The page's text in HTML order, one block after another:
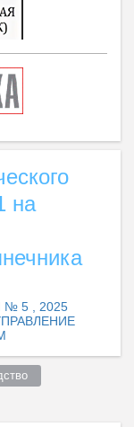
на
№ 5 , 2025